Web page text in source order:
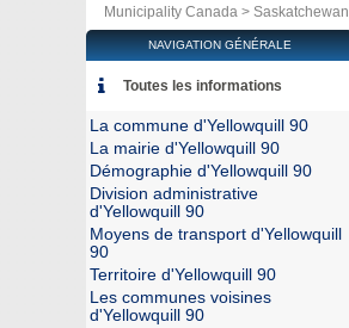
Municipality Canada > Saskatchewan
NAVIGATION GÉNÉRALE
Toutes les informations
La commune d'Yellowquill 90
La mairie d'Yellowquill 90
Démographie d'Yellowquill 90
Division administrative
d'Yellowquill 90
Moyens de transport d'Yellowquill
90
Territoire d'Yellowquill 90
Les communes voisines
d'Yellowquill 90